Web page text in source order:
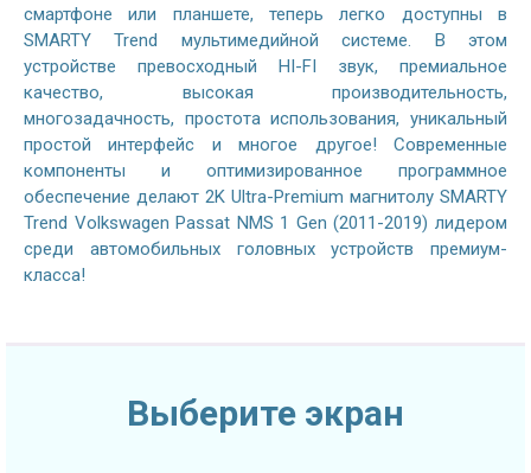
смартфоне или планшете, теперь легко доступны в
SMARTY Trend мультимедийной системе. В этом
устройстве превосходный HI-FI звук, премиальное
качество, высокая производительность,
многозадачность, простота использования, уникальный
простой интерфейс и многое другое! Современные
компоненты и оптимизированное программное
обеспечение делают 2K Ultra-Premium магнитолу SMARTY
Trend Volkswagen Passat NMS 1 Gen (2011-2019) лидером
среди автомобильных головных устройств премиум-
класса!
Выберите экран